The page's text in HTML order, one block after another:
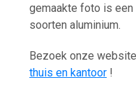
gemaakte foto is
soorten aluminium.
Bezoek onze
thuis en kantoor !